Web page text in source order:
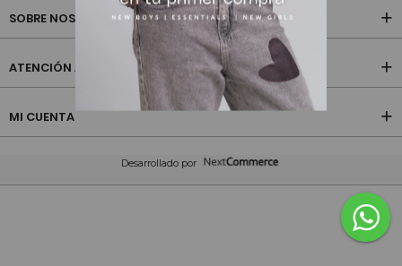
SOBRE NOSOTROS
ATENCIÓN AL CLIENTE
MI CUENTA
Desarrollado por